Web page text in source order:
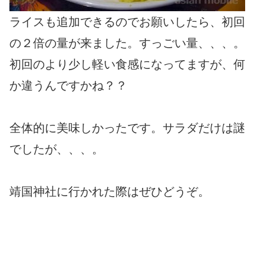
ライスも追加できるのでお願いしたら、初回
の２倍の量が来ました。すっごい量、、、。
初回のより少し軽い食感になってますが、何
か違うんですかね？？
全体的に美味しかったです。サラダだけは謎
でしたが、、、。
靖国神社に行かれた際はぜひどうぞ。